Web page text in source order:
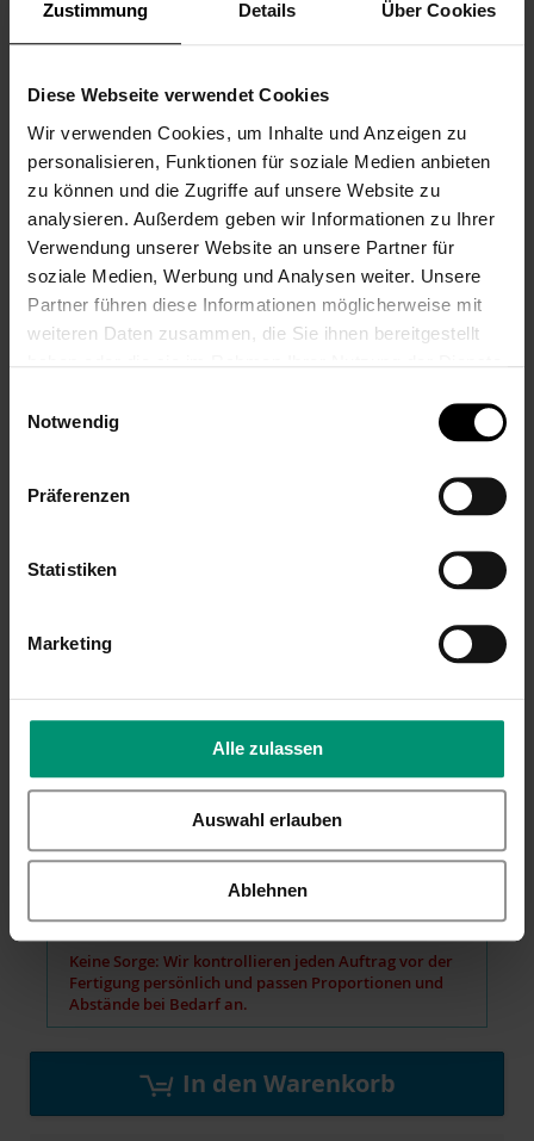
Zustimmung Details Über Cookies
Diese Webseite verwendet Cookies
Wir verwenden Cookies, um Inhalte und Anzeigen zu
personalisieren, Funktionen für soziale Medien anbieten
zu können und die Zugriffe auf unsere Website zu
analysieren. Außerdem geben wir Informationen zu Ihrer
Verwendung unserer Website an unsere Partner für
soziale Medien, Werbung und Analysen weiter. Unsere
Partner führen diese Informationen möglicherweise mit
weiteren Daten zusammen, die Sie ihnen bereitgestellt
Notwendig
Präferenzen
Statistiken
Marketing
Alle zulassen
Auswahl erlauben
Ablehnen
Zum
Ende
springen
Anfang
der
springen
Maximal 20 Zeichen
Ubuntu
Vorschau
Bitte beachten: Das ist nur eine ungefähre Vorstellung
aussehen werden. Es kann zu Farbunterschieden
Bildschirms.
Keine Sorge: Wir kontrollieren jeden Auftrag vor der
Fertigung persönlich und passen Proportionen und
Abstände bei Bedarf an.
In den Warenkorb
Schreibe eine Bewertung
Nur registrierte Benutzer können
Bewertungen schreiben. Bitte loggen Sie
sich ein
odererstellen Sie ein Konto